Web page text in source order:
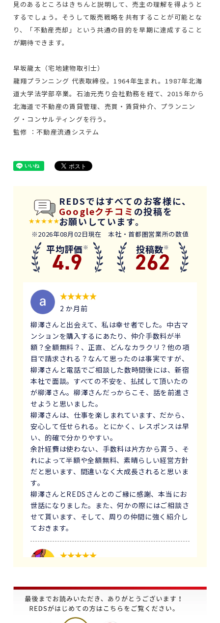
見のあるところはきちんと説明して、売主の理解を得ようと
するでしょう。そうして販売戦略を共有することが可能とな
り、「不動産売却」という共通の目的を早期に達成すること
が期待できます。
早坂龍太（宅地建物取引士）
龍翔プランニング 代表取締役。1964年生まれ。1987年北海
道大学法学部卒業。石油元売り会社勤務を経て、2015年から
北海道で不動産の賃貸管理、売買・賃貸仲介、プランニン
グ・コンサルティングを行う。
監修 ：不動産流通システム
REDSではすべてのお客様に、
Googleクチコミ の投稿を
お願いしています。
※2026年08月02日現在 本社・首都圏営業所の数値
平均評価※
4.9 投稿数※
262
2 か月前
柳澤さんと出会えて、私は幸せ者でした。中古マ
ンションを購入するにあたり、仲介手数料が半
額？全額無料？、正直、どんなカラクリ？他の項
目で請求される？なんて思ったのは事実ですが、
柳澤さんと電話でご相談した数時間後には、新宿
本社で面談。すべての不安を、払拭して頂いたの
が柳澤さん。柳澤さんだっからこそ、話を前進さ
せようと思いました。
柳澤さんは、仕事を楽しまれています、だから、
安心して任せられる。とにかく、レスポンスは早
い、的確で分かりやすい。
余計経費は使わない、手数料は片方から貰う、そ
れによって半額や全額無料、素晴らしい経営方針
だと思います、間違いなく大成長されると思いま
す。
柳澤さんとREDSさんとのご縁に感謝、本当にお
世話になりました。また、何かの際にはご相談さ
せて貰います、そして、周りの仲間に強く紹介し
ておきます。
受け、すぐにREDSを紹介しました。
他の不動産会社と違って、売り込みが全くなく自
分のペースで進めることが出来るのが非常に大き